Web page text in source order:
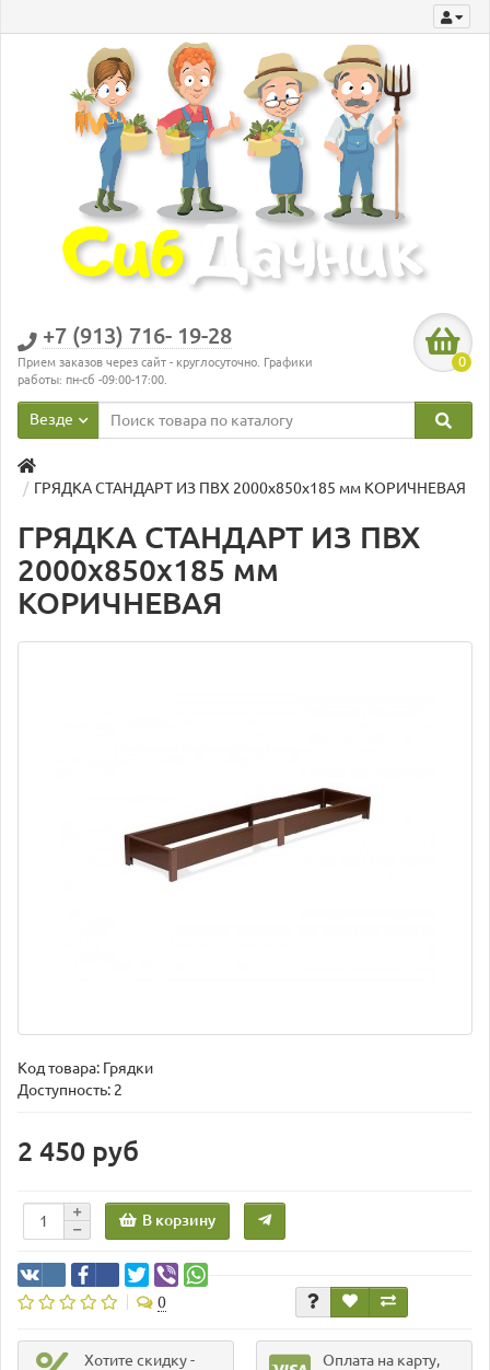
+7 (913) 716- 19-28
Прием заказов через сайт - круглосуточно. Графики
работы: пн-сб -09:00-17:00.
0
Везде
ГРЯДКА СТАНДАРТ ИЗ ПВХ 2000х850х185 мм КОРИЧНЕВАЯ
ГРЯДКА СТАНДАРТ ИЗ ПВХ
2000х850х185 мм
КОРИЧНЕВАЯ
Код товара: Грядки
Доступность: 2
2 450 руб
В корзину
0
Хотите скидку -
Оплата на карту,